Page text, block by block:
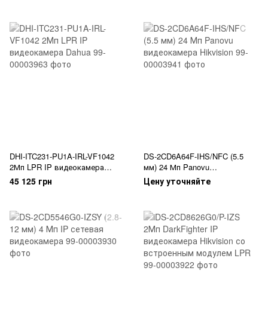
DHI-ITC231-PU1A-IRL-VF1042
2Мп LPR IP видеокамера
Dahua
45 125 грн
DS-2CD6A64F-IHS/NFC (5.5
мм) 24 Мп Panovu
видеокамера Hikvision
Цену уточняйте